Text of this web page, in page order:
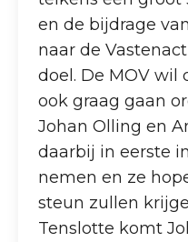
en de bijdrage
naar de
doel. De MOV wil
ook graag gaan
Johan Olling en
daarbij in eerste
nemen en ze
steun zullen
Tenslotte komt